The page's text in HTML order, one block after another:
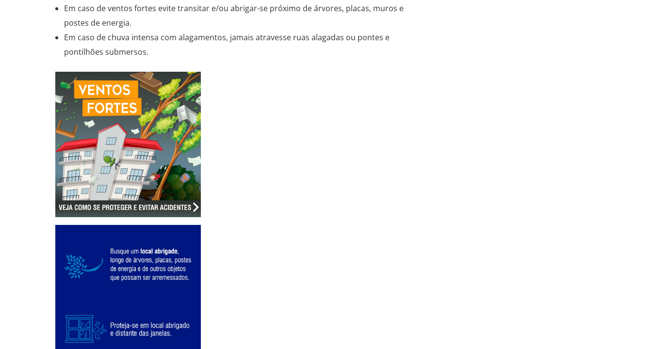
Em caso de ventos fortes evite transitar e/ou abrigar-se próximo de árvores, placas, muros e
postes de energia.
Em caso de chuva intensa com alagamentos, jamais atravesse ruas alagadas ou pontes e
pontilhões submersos.